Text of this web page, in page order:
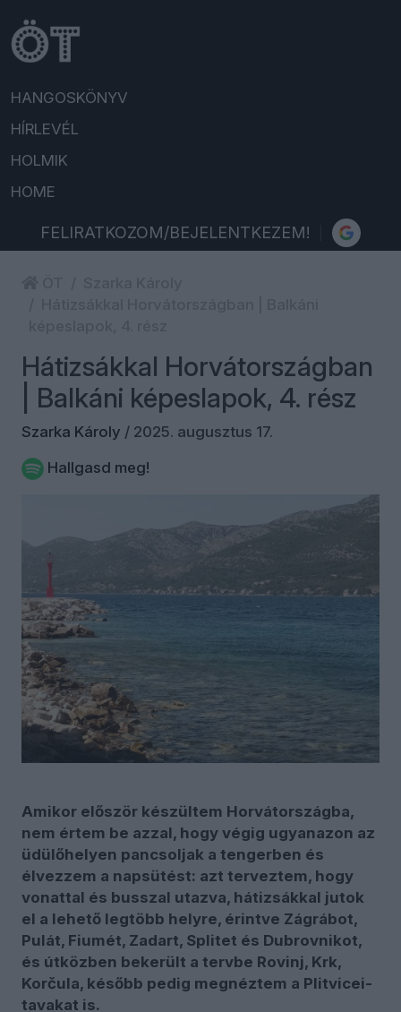
HANGOSKÖNYV
HÍRLEVÉL
HOLMIK
HOME
FELIRATKOZOM/BEJELENTKEZEM!
Hátizsákkal Horvátországban
| Balkáni képeslapok, 4. rész
Szarka Károly / 2025. augusztus 17.
Hallgasd meg!
Amikor először készültem Horvátországba,
nem értem be azzal, hogy végig ugyanazon az
üdülőhelyen pancsoljak a tengerben és
élvezzem a napsütést: azt terveztem, hogy
vonattal és busszal utazva, hátizsákkal jutok
el a lehető legtöbb helyre, érintve Zágrábot,
Pulát, Fiumét, Zadart, Splitet és Dubrovnikot,
és útközben bekerült a tervbe Rovinj, Krk,
Korčula, később pedig megnéztem a Plitvicei-
tavakat is.